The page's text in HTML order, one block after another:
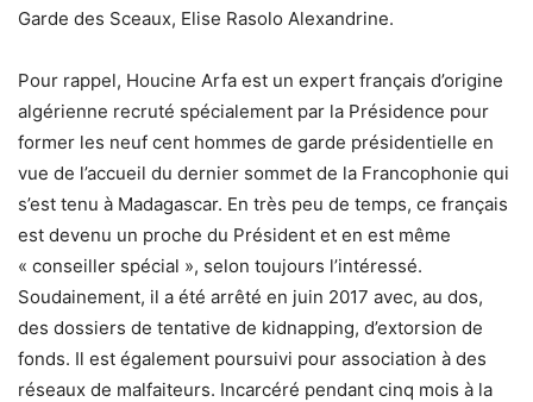
Garde des Sceaux, Elise Rasolo Alexandrine.
Pour rappel, Houcine Arfa est un expert français d’origine
algérienne recruté spécialement par la Présidence pour
former les neuf cent hommes de garde présidentielle en
vue de l’accueil du dernier sommet de la Francophonie qui
s’est tenu à Madagascar. En très peu de temps, ce français
est devenu un proche du Président et en est même
« conseiller spécial », selon toujours l’intéressé.
Soudainement, il a été arrêté en juin 2017 avec, au dos,
des dossiers de tentative de kidnapping, d’extorsion de
fonds. Il est également poursuivi pour association à des
réseaux de malfaiteurs. Incarcéré pendant cinq mois à la